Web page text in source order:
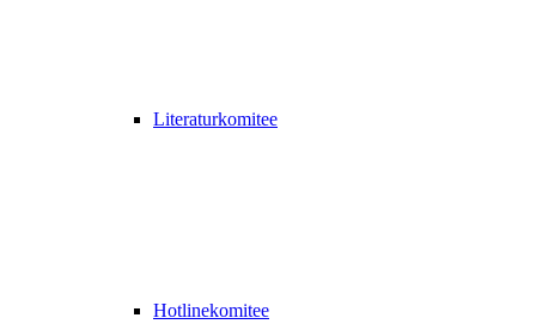
Literaturkomitee
Hotlinekomitee